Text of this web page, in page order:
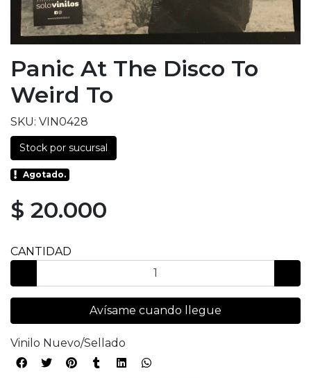
Panic At The Disco To
Weird To
SKU: VIN0428
Stock por sucursal
Agotado.
$ 20.000
CANTIDAD
Avísame cuando llegue
Vinilo Nuevo/Sellado